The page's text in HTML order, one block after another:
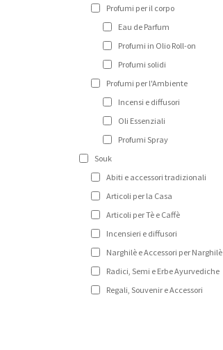
Profumi per il corpo
Eau de Parfum
Profumi in Olio Roll-on
Profumi solidi
Profumi per l'Ambiente
Incensi e diffusori
Oli Essenziali
Profumi Spray
Souk
Abiti e accessori tradizionali
Articoli per la Casa
Articoli per Tè e Caffè
Incensieri e diffusori
Narghilè e Accessori per Narghilè
Radici, Semi e Erbe Ayurvediche
Regali, Souvenir e Accessori